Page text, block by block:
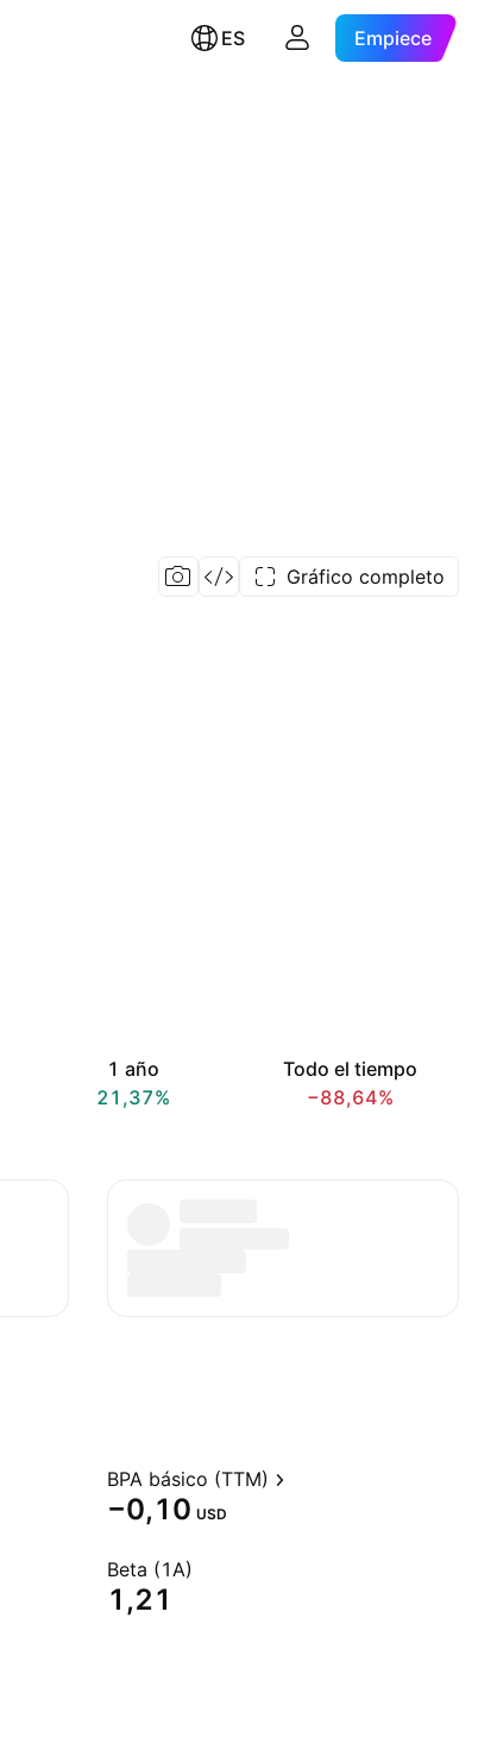
ES Empiece
Gráfico completo
1 año
21,37%
Todo el tiempo
−88,64%
BPA básico (TTM)
−0,10 USD
Beta (1A)
1,21